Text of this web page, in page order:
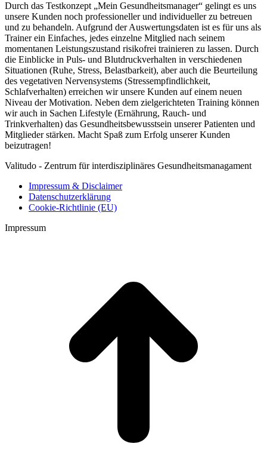
Durch das Testkonzept „Mein Gesundheitsmanager“ gelingt es uns
unsere Kunden noch professioneller und individueller zu betreuen
und zu behandeln. Aufgrund der Auswertungsdaten ist es für uns als
Trainer ein Einfaches, jedes einzelne Mitglied nach seinem
momentanen Leistungszustand risikofrei trainieren zu lassen. Durch
die Einblicke in Puls- und Blutdruckverhalten in verschiedenen
Situationen (Ruhe, Stress, Belastbarkeit), aber auch die Beurteilung
des vegetativen Nervensystems (Stressempfindlichkeit,
Schlafverhalten) erreichen wir unsere Kunden auf einem neuen
Niveau der Motivation. Neben dem zielgerichteten Training können
wir auch in Sachen Lifestyle (Ernährung, Rauch- und
Trinkverhalten) das Gesundheitsbewusstsein unserer Patienten und
Mitglieder stärken. Macht Spaß zum Erfolg unserer Kunden
beizutragen!
Valitudo - Zentrum für interdisziplinäres Gesundheitsmanagament
Impressum & Disclaimer
Datenschutzerklärung
Cookie-Richtlinie (EU)
Impressum